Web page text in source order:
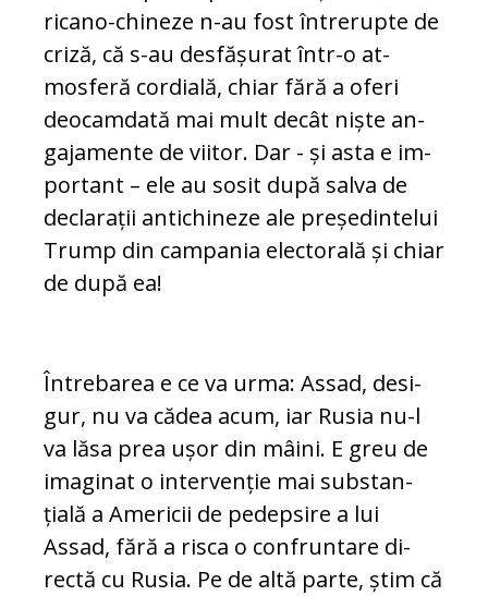
ricano-chineze n-au fost întrerupte de
criză, că s-au desfășurat într-o at­
mosferă cordială, chiar fără a oferi
deo­camdată mai mult decât niște an­
gajamente de viitor. Dar - și asta e im­
portant – ele au sosit după salva de
declarații antichineze ale pre­ședin­telui
Trump din campania electorală și chiar
de după ea!
Întrebarea e ce va urma: Assad, de­si­
gur, nu va cădea acum, iar Rusia nu-l
va lăsa prea ușor din mâini. E greu de
imaginat o intervenție mai sub­stan­
țială a Americii de pedepsire a lui
Assad, fără a risca o confruntare di­
rectă cu Rusia. Pe de altă parte, știm că